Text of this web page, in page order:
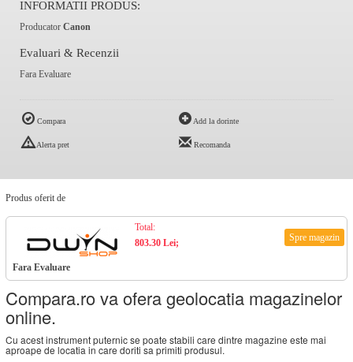
INFORMATII PRODUS:
Producator Canon
Evaluari & Recenzii
Fara Evaluare
Compara Add la dorinte
Alerta pret Recomanda
Produs oferit de
Fara Evaluare
Spre magazin
Total:
803.30 Lei;
Compara.ro va ofera geolocatia magazinelor
online.
Cu acest instrument puternic se poate stabili care dintre magazine este mai
aproape de locatia in care doriti sa primiti produsul.